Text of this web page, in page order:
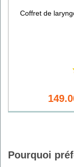
Coffret de
Pourquoi